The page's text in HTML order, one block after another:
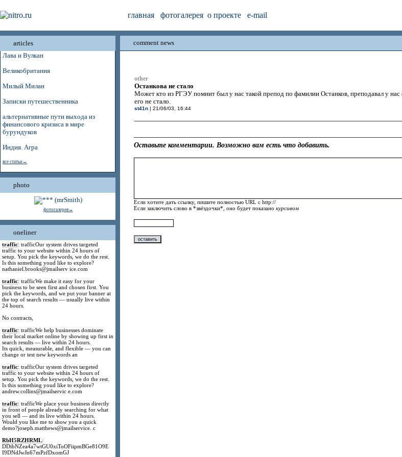
главная фотогалерея о проекте e-mail
articles
Лава и Вулкан
Великобритания
Милый Милан
Записки путешественника
альтернативные пути выхода из
финансового кризиса в мире
бурундуков
Индия. Агра
все статьи→
photo
фотогалерея→
oneliner
traffic: trafficOur system drives targeted
traffic to your website within 24 hours of
setup. You pick the keywords, we do the rest.
Is this something youd like to explore?
nathaniel.brooks@jmailserv ice.com
traffic: trafficWe make it easy for your
business to be seen first and chosen first. You
pick the keywords, and we put your banner at
the top of search results — usually live within
24 hours.
No contracts,
traffic: trafficWe help businesses dominate
their local market online by showing up first in
search results — live within 24 hours.
Its quick, measurable, and flexible — you can
change or test new keywords an
traffic: trafficOur system drives targeted
traffic to your website within 24 hours of
setup. You pick the keywords, we do the rest.
Is this something youd like to explore?
andrew.collins@jmailservic e.com
traffic: trafficWe place your business directly
in front of people already searching for what
you sell — and its live within 24 hours.
Would you like me to show you a quick
demo?joseph.matthews@jmailservice. c
RbH5RZHRML:
DDibNZea4a7wtGU0xiToOFiipmBGe81O9E
I9DNdJwJn67mPzfDxomGJ
comment news
other
Останкова не стало
Может кто из РГЭУ помнит был у нас такой препод по фамилии Останков, преподавал у нас
его не стало.
st41n| 21/06/03, 16:44
Оставьте комментарии. Возможно вам есть что добавить.
Если хотите дать ссылку, пишите полностью URL с http://
Если заключить слово в *звёздочки*, оно будет показанокурсивом